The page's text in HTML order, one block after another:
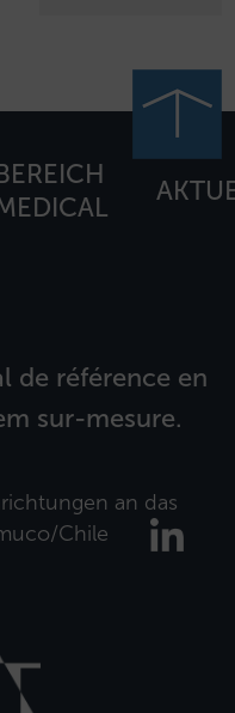
de référence en
sur-mesure.
an das
Chile